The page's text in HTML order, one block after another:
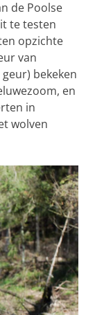
de Poolse
te testen
opzichte
van
bekeken
en
in
wolven